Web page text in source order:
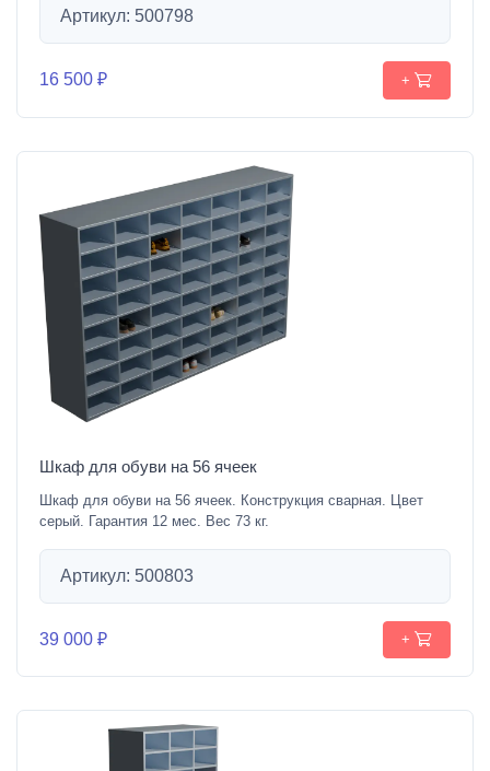
Артикул: 500798
16 500 ₽ +
Шкаф для обуви на 56 ячеек
Шкаф для обуви на 56 ячеек. Конструкция сварная. Цвет
серый. Гарантия 12 мес. Вес 73 кг.
Артикул: 500803
39 000 ₽ +